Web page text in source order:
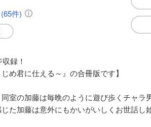
(65件)
録！
め君に仕える～』の合冊版です】
室の加藤は毎晩のように遊び歩くチャ
た加藤は意外にもかいがいしくお世話